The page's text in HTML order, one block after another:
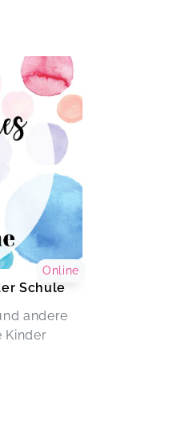
Schule
andere
Kinder
Online